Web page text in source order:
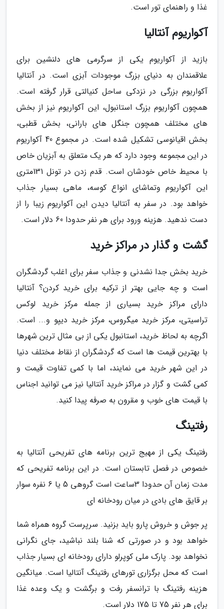
غذا و راهنمای تور است.
آکواریوم آنتالیا
بازید از آکواریوم یکی از سرگرمی های دلنشین برای
علاقمندان به دنیای بزرگ موجودات آبزی است. در آنتالیا
آکواریوم بزرگی در نزدکی ساحل کنیالتی قرار گرفته است.
همچون آکواریوم بزرگ استانبول، این آکواریوم نیز از بخش
های مختلف همچون جنگل های بارانی، بخش قطبی،
بخش اقیانوسی تشکیل شده است. در مجموع 40 آکواریوم
در این مجموعه وجود دارد که هر یک متعلق به آبزیان خاص
با محیط خاص خودشان است. قدم زدن در تونل 131متری
این آکواریوم وتماشای انواع کوسه، ماهی بسیار جذاب
خواهد بود. در سفر به آنتالیا دیدن این آکواریوم زیبا را از
دست ندهید. هزینه ورود برای هر نفر حدودا 60 دلار است.
گشت و گذار در مراکز خرید
خرید بخش جدا نشدنی و جذاب سفر برای اغلب گردشگران
است و چه جایی بهتر از ترکیه برای خرید کردن؟ آنتالیا
دارای مراکز خرید بسیاری از جمله مرکز خرید لوکس
تراسیتی، مرکز خرید میگروس، مرکز خرید دیپو و... است.
اگرچه به لحاظ خرید، استانبول یکی از بی مثال ترین شهرها
با بهترین قیمت ها است که گردشگران از نقاط مختلف دنیا
در این شهر خرید می نمایند، اما با کمی تفاوت قیمت و
کمی گشت و گزار در مراکز خرید آنتالیا نیز می توانید اجناس
با قیمت های خوب و مقرون به صرفه پیدا کنید.
رفتینگ
رفتینگ یکی از مهیج ترین برنامه های تفریحی آنتالیا به
خصوص در فصل تابستان است. در این برنامه تفریحی که
مدت زمان آن حدودا 3ساعت است گروهی 5 یا 6 نفره سوار
بر قایق های بادی در میان رودخانه ای
پر جوش و خروش پارو باید بزنید. سرپرست گروه همراه شما
خواهد بود و در صورتی که شنا بلند نباشید، جای نگرانی
نخواهد بود. پارک ملی کوپرلو دارای رودخانه ای بسیار جذاب
است که محل برگزاری تورهای رفتینگ آنتالیا است. میانگین
هزینه رفتینگ با ترانسفر رفت و برگشت و یک وعده غذا
برای هر نفر 75 تا 175 دلار است.